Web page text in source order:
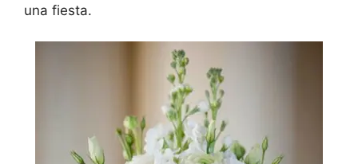
una fiesta.